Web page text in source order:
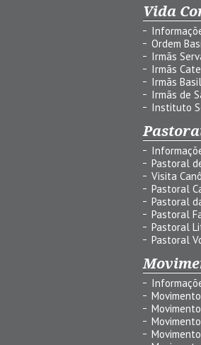
Vida
Ordem
Irmãs
Irmãs
Irmãs
Irmãs de
Instituto
Pastoral
Visita
Pastoral
Pastoral
Pastoral
Pastoral
Pastoral